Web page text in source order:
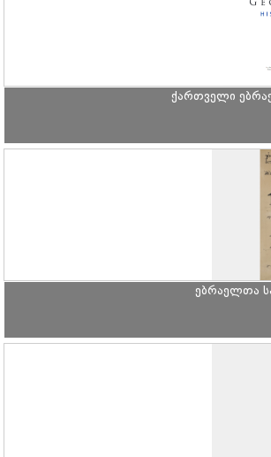
ქართველი
ებრაელთა